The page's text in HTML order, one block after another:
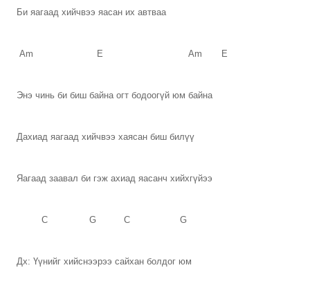
Би яагаад хийчвээ яасан их автваа
Am E Am E
Энэ чинь би биш байна огт бодоогүй юм байна
Дахиад яагаад хийчвээ хаясан биш билүү
Яагаад заавал би гэж ахиад яасанч хийхгүйээ
C G C G
Дх: Үүнийг хийснээрээ сайхан болдог юм